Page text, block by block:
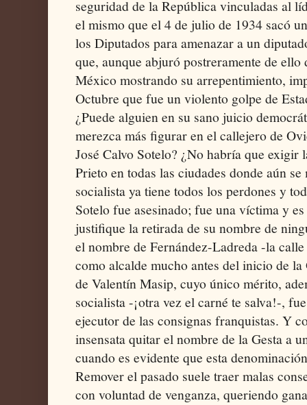
seguridad de la República vinculadas al
el mismo que el 4 de julio de 1934 sacó
los Diputados para amenazar a un
que, aunque abjuró postreramente de
México mostrando su arrepentimiento,
Octubre que fue un violento golpe de
¿Puede alguien en su sano juicio
merezca más figurar en el callejero de
José Calvo Sotelo? ¿No habría que exigir
Prieto en todas las ciudades donde aún
socialista ya tiene todos los perdones y
Sotelo fue asesinado; fue una víctima y
justifique la retirada de su nombre de
el nombre de Fernández-Ladreda -la
como alcalde mucho antes del inicio de
de Valentín Masip, cuyo único mérito,
socialista -¡otra vez el carné te salva!-,
ejecutor de las consignas franquistas. Y
insensata quitar el nombre de la Gesta a
cuando es evidente que esta
Remover el pasado suele traer malas
con voluntad de venganza, queriendo